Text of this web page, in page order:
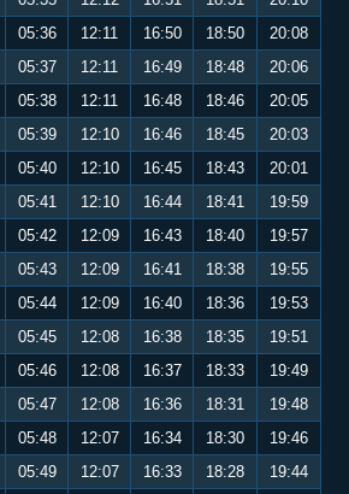
05:36 12:11 16:50 18:50
20:08
05:37 12:11 16:49 18:48
20:06
05:38 12:11 16:48 18:46
20:05
05:39 12:10 16:46 18:45
20:03
05:40 12:10 16:45 18:43
20:01
05:41 12:10 16:44 18:41
19:59
05:42 12:09 16:43 18:40
19:57
05:43 12:09 16:41 18:38
19:55
05:44 12:09 16:40 18:36
19:53
05:45 12:08 16:38 18:35
19:51
05:46 12:08 16:37 18:33
19:49
05:47 12:08 16:36 18:31
19:48
05:48 12:07 16:34 18:30
19:46
05:49 12:07 16:33 18:28
19:44